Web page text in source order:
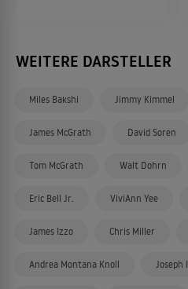
WEITERE DARSTELLER
Miles Bakshi Jimmy Kimmel
James McGrath David Soren
Tom McGrath Walt Dohrn
Eric Bell Jr. ViviAnn Yee
James Izzo Chris Miller
Andrea Montana Knoll Joseph